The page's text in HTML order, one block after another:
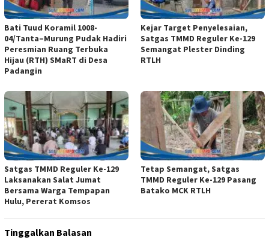
Bati Tuud Koramil 1008-
04/Tanta–Murung Pudak Hadiri
Peresmian Ruang Terbuka
Hijau (RTH) SMaRT di Desa
Padangin
Kejar Target Penyelesaian,
Satgas TMMD Reguler Ke-129
Semangat Plester Dinding
RTLH
Satgas TMMD Reguler Ke-129
Laksanakan Salat Jumat
Bersama Warga Tempapan
Hulu, Pererat Komsos
Tetap Semangat, Satgas
TMMD Reguler Ke-129 Pasang
Batako MCK RTLH
Tinggalkan Balasan